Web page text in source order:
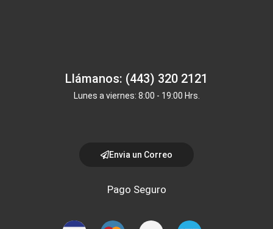
Llámanos: (443) 320 2121
Lunes a viernes: 8:00 - 19:00 Hrs.
Envia un Correo
Pago Seguro